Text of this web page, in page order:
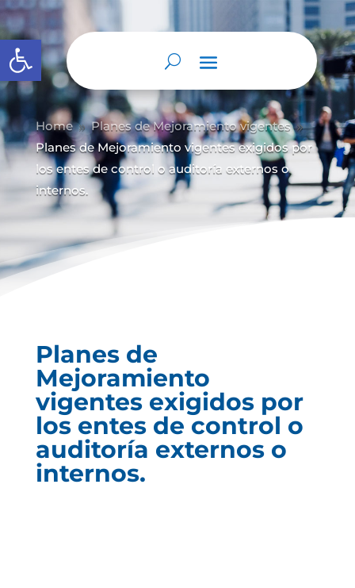
Abrir barra de herramientas
Home 9 Planes de Mejoramiento vigentes 9
Planes de Mejoramiento vigentes exigidos por
los entes de control o auditoría externos o
internos.
Planes de
Mejoramiento
vigentes exigidos por
los entes de control o
auditoría externos o
internos.